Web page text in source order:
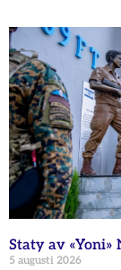
Staty av «Yoni»
5 augusti 2026